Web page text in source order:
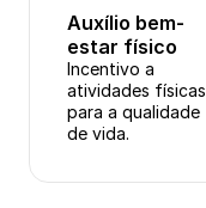
Auxílio bem-
estar físico
Incentivo a
atividades físicas
para a qualidade
de vida.